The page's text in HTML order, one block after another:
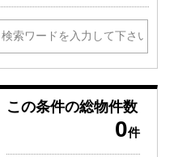
この条件の総物件数
0件